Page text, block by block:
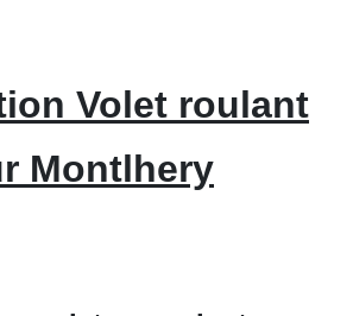
Volet roulant
Montlhery